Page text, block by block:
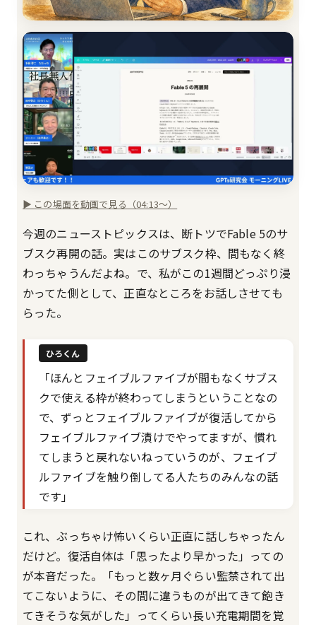
▶ この場面を動画で見る（04:13〜）
今週のニューストピックスは、断トツでFable 5のサ
ブスク再開の話。実はこのサブスク枠、間もなく終
わっちゃうんだよね。で、私がこの1週間どっぷり浸
かってた側として、正直なところをお話しさせても
らった。
ひろくん
「ほんとフェイブルファイブが間もなくサブス
クで使える枠が終わってしまうということなの
で、ずっとフェイブルファイブが復活してから
フェイブルファイブ漬けでやってますが、慣れ
てしまうと戻れないねっていうのが、フェイブ
ルファイブを触り倒してる人たちのみんなの話
です」
これ、ぶっちゃけ怖いくらい正直に話しちゃったん
だけど。復活自体は「思ったより早かった」っての
が本音だった。「もっと数ヶ月ぐらい監禁されて出
てこないように、その間に違うものが出てきて飽き
てきそうな気がした」ってくらい長い充電期間を覚